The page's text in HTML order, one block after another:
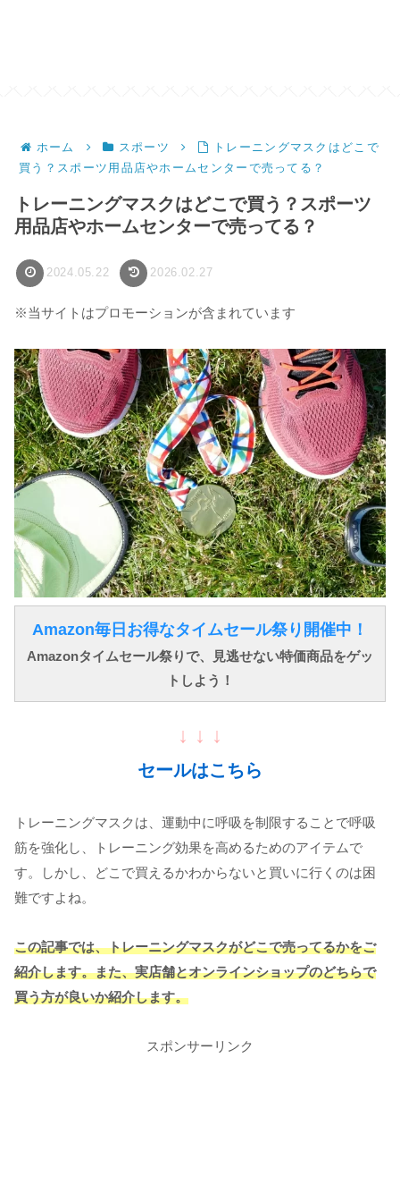
ホーム スポーツ
トレーニングマスクはどこで
買う？スポーツ用品店やホームセンターで売ってる？
トレーニングマスクはどこで買う？スポーツ
用品店やホームセンターで売ってる？
2024.05.22 2026.02.27
※当サイトはプロモーションが含まれています
Amazon毎日お得なタイムセール祭り開催中！
Amazonタイムセール祭りで、見逃せない特価商品をゲッ
トしよう！
↓ ↓ ↓
セールはこちら
トレーニングマスクは、運動中に呼吸を制限することで呼吸
筋を強化し、トレーニング効果を高めるためのアイテムで
す。しかし、どこで買えるかわからないと買いに行くのは困
難ですよね。
この記事では、トレーニングマスクがどこで売ってるかをご
紹介します。また、実店舗とオンラインショップのどちらで
買う方が良いか紹介します。
スポンサーリンク